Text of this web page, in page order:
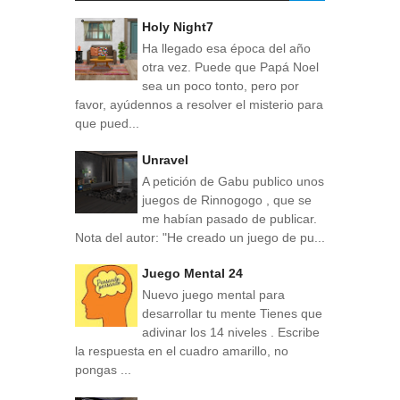
Holy Night7
Ha llegado esa época del año
otra vez. Puede que Papá Noel
sea un poco tonto, pero por
favor, ayúdennos a resolver el misterio para
que pued...
Unravel
A petición de Gabu publico unos
juegos de Rinnogogo , que se
me habían pasado de publicar.
Nota del autor: "He creado un juego de pu...
Juego Mental 24
Nuevo juego mental para
desarrollar tu mente Tienes que
adivinar los 14 niveles . Escribe
la respuesta en el cuadro amarillo, no
pongas ...